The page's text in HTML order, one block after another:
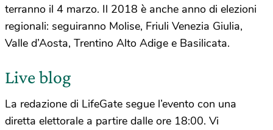
terranno il 4 marzo. Il 2018 è anche anno di elezioni
regionali: seguiranno Molise, Friuli Venezia Giulia,
Valle d’Aosta, Trentino Alto Adige e Basilicata.
Live blog
La redazione di LifeGate segue l’evento con una
diretta elettorale a partire dalle ore 18:00. Vi